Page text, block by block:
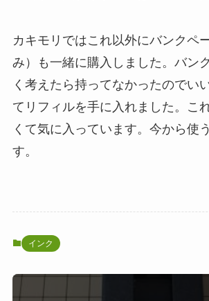
カキモリではこれ以外にバンクペ
み）も一緒に購入しました。バン
く考えたら持ってなかったのでい
てリフィルを手に入れました。こ
くて気に入っています。今から使
す。
インク